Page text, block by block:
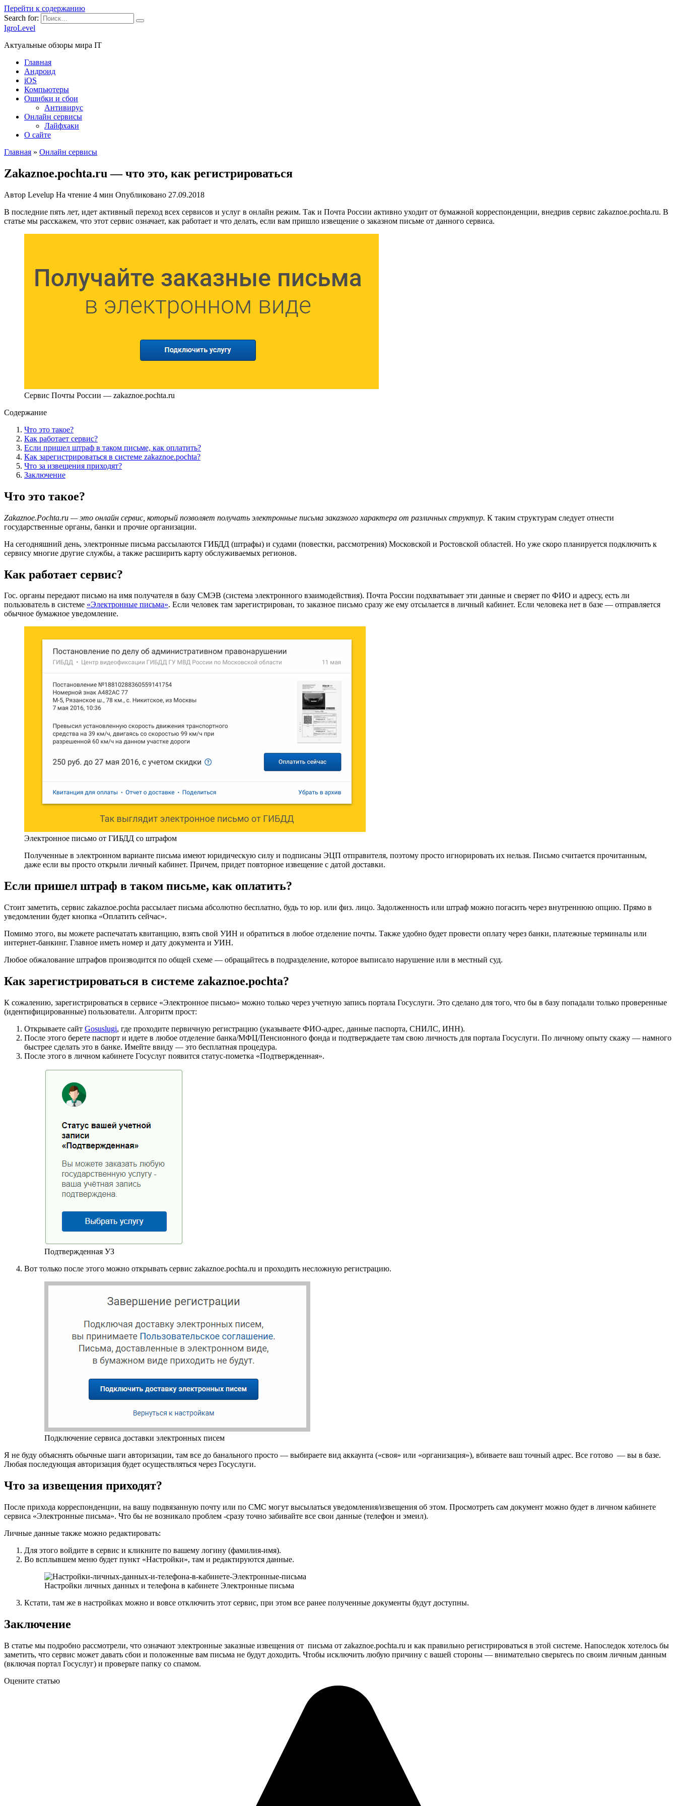
Перейти к содержанию
Search for:
IgroLevel
Актуальные обзоры мира IT
Главная
Андроид
iOS
Компьютеры
Ошибки и сбои
Антивирус
Онлайн сервисы
Лайфхаки
О сайте
Главная » Онлайн сервисы
Zakaznoe.pochta.ru — что это, как регистрироваться
Автор Levelup На чтение 4 мин Опубликовано 27.09.2018
В последние пять лет, идет активный переход всех сервисов и услуг в онлайн режим. Так и Почта России активно уходит от бумажной корреспонденции, внедрив сервис zakaznoe.pochta.ru. В
статье мы расскажем, что этот сервис означает, как работает и что делать, если вам пришло извещение о заказном письме от данного сервиса.
Сервис Почты России — zakaznoe.pochta.ru
Содержание
Что это такое?
Как работает сервис?
Если пришел штраф в таком письме, как оплатить?
Как зарегистрироваться в системе zakaznoe.pochta?
Что за извещения приходят?
Заключение
Что это такое?
Zakaznoe.Pochta.ru — это онлайн сервис, который позволяет получать электронные письма заказного характера от различных структур. К таким структурам следует отнести
государственные органы, банки и прочие организации.
На сегодняшний день, электронные письма рассылаются ГИБДД (штрафы) и судами (повестки, рассмотрения) Московской и Ростовской областей. Но уже скоро планируется подключить к
сервису многие другие службы, а также расширить карту обслуживаемых регионов.
Как работает сервис?
Гос. органы передают письмо на имя получателя в базу СМЭВ (система электронного взаимодействия). Почта России подхватывает эти данные и сверяет по ФИО и адресу, есть ли
пользователь в системе «Электронные письма». Если человек там зарегистрирован, то заказное письмо сразу же ему отсылается в личный кабинет. Если человека нет в базе — отправляется
обычное бумажное уведомление.
Электронное письмо от ГИБДД со штрафом
Полученные в электронном варианте письма имеют юридическую силу и подписаны ЭЦП отправителя, поэтому просто игнорировать их нельзя. Письмо считается прочитанным,
даже если вы просто открыли личный кабинет. Причем, придет повторное извещение с датой доставки.
Если пришел штраф в таком письме, как оплатить?
Стоит заметить, сервис zakaznoe.pochta рассылает письма абсолютно бесплатно, будь то юр. или физ. лицо. Задолженность или штраф можно погасить через внутреннюю опцию. Прямо в
уведомлении будет кнопка «Оплатить сейчас».
Помимо этого, вы можете распечатать квитанцию, взять свой УИН и обратиться в любое отделение почты. Также удобно будет провести оплату через банки, платежные терминалы или
интернет-банкинг. Главное иметь номер и дату документа и УИН.
Любое обжалование штрафов производится по общей схеме — обращайтесь в подразделение, которое выписало нарушение или в местный суд.
Как зарегистрироваться в системе zakaznoe.pochta?
К сожалению, зарегистрироваться в сервисе «Электронное письмо» можно только через учетную запись портала Госуслуги. Это сделано для того, что бы в базу попадали только проверенные
(идентифицированные) пользователи. Алгоритм прост:
Открываете сайт Gosuslugi, где проходите первичную регистрацию (указываете ФИО-адрес, данные паспорта, СНИЛС, ИНН).
После этого берете паспорт и идете в любое отделение банка/МФЦ/Пенсионного фонда и подтверждаете там свою личность для портала Госуслуги. По личному опыту скажу — намного
быстрее сделать это в банке. Имейте ввиду — это бесплатная процедура.
После этого в личном кабинете Госуслуг появится статус-пометка «Подтвержденная».
Подтвержденная УЗ
Вот только после этого можно открывать сервис zakaznoe.pochta.ru и проходить несложную регистрацию.
Подключение сервиса доставки электронных писем
Я не буду объяснять обычные шаги авторизации, там все до банального просто — выбираете вид аккаунта («своя» или «организация»), вбиваете ваш точный адрес. Все готово — вы в базе.
Любая последующая авторизация будет осуществляться через Госуслуги.
Что за извещения приходят?
После прихода корреспонденции, на вашу подвязанную почту или по СМС могут высылаться уведомления/извещения об этом. Просмотреть сам документ можно будет в личном кабинете
сервиса «Электронные письма». Что бы не возникало проблем -сразу точно забивайте все свои данные (телефон и эмеил).
Личные данные также можно редактировать:
Для этого войдите в сервис и кликните по вашему логину (фамилия-имя).
Во всплывшем меню будет пункт «Настройки», там и редактируются данные.
Настройки личных данных и телефона в кабинете Электронные письма
Кстати, там же в настройках можно и вовсе отключить этот сервис, при этом все ранее полученные документы будут доступны.
Заключение
В статье мы подробно рассмотрели, что означают электронные заказные извещения от письма от zakaznoe.pochta.ru и как правильно регистрироваться в этой системе. Напоследок хотелось бы
заметить, что сервис может давать сбои и положенные вам письма не будут доходить. Чтобы исключить любую причину с вашей стороны — внимательно сверьтесь по своим личным данным
(включая портал Госуслуг) и проверьте папку со спамом.
Оцените статью